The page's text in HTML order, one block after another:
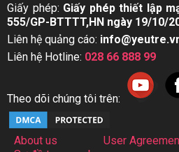
Giấy phép: Giấy phép thiết lập
555/GP-BTTTT,HN ngày 19/10/
Liên hệ quảng cáo:
Liên hệ Hotline: 028 66 888 99
Theo dõi chúng tôi trên:
About us User